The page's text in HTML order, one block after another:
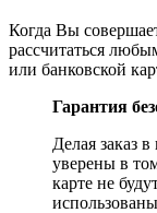
Когда Вы
рассчитаться
или банковской
Гарантия
Делая заказ
уверены в
карте не